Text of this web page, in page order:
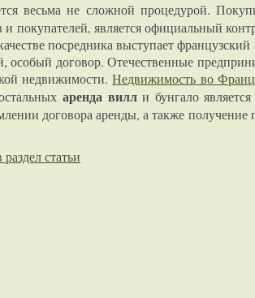
весьма не сложной процедурой.
является официальный
посредника выступает
особый договор. Отечественные
недвижимости.Недвижимость во
аренда вилли бунгало
договора аренды, а также получение
раздел статьи